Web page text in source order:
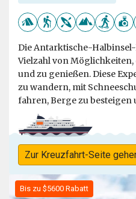
Die Antarktische-
Vielzahl von
und zu genießen. Diese
zu wandern, mit
fahren, Berge zu besteigen
Zur Kreuzfahrt-Seite
Bis zu $5600 Rabatt